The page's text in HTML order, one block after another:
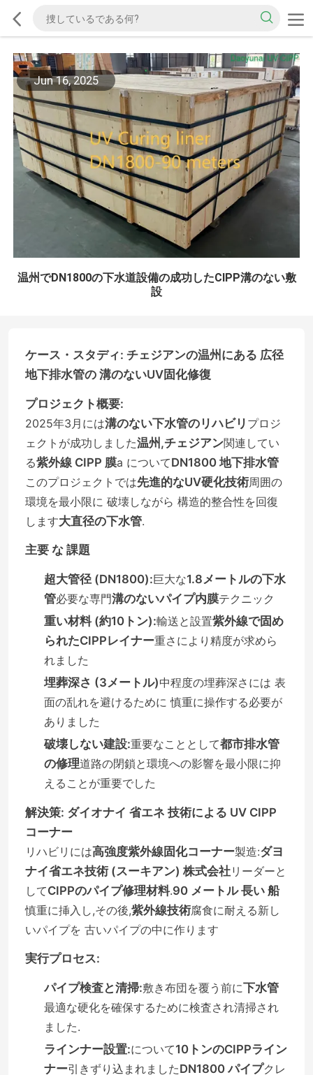
Jun 16, 2025
温州でDN1800の下水道設備の成功したCIPP溝のない敷
設
ケース・スタディ: チェジアンの温州にある 広径
地下排水管の 溝のないUV固化修復
プロジェクト概要:
2025年3月には溝のない下水管のリハビリ プロジ
ェクトが成功しました温州,チェジアン関連してい
る紫外線 CIPP 膜a についてDN1800 地下排水管
このプロジェクトでは先進的なUV硬化技術周囲の
環境を最小限に 破壊しながら 構造的整合性を回復
します大直径の下水管.
主要 な 課題
超大管径 (DN1800):巨大な1.8メートルの下水
管必要な専門溝のないパイプ内膜テクニック
重い材料 (約10トン):輸送と設置紫外線で固め
られたCIPPレイナー重さにより精度が求めら
れました
埋葬深さ (3メートル)中程度の埋葬深さには 表
面の乱れを避けるために 慎重に操作する必要が
ありました
破壊しない建設:重要なこととして都市排水管
の修理道路の閉鎖と環境への影響を最小限に抑
えることが重要でした
解決策: ダイオナイ 省エネ 技術による UV CIPP
コーナー
リハビリには高強度紫外線固化コーナー製造:ダヨ
ナイ省エネ技術 (スーキアン) 株式会社リーダーと
してCIPPのパイプ修理材料.90 メートル 長い 船
慎重に挿入し,その後,紫外線技術腐食に耐える新し
いパイプを 古いパイプの中に作ります
実行プロセス:
パイプ検査と清掃:敷き布団を覆う前に下水管
最適な硬化を確保するために検査され清掃され
ました.
ラインナー設置:について10トンのCIPPライン
ナー引きずり込まれましたDN1800 パイプクレ